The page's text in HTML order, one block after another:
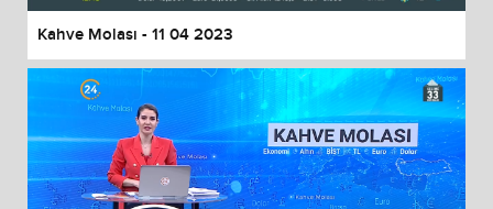
Kahve Molası - 11 04 2023